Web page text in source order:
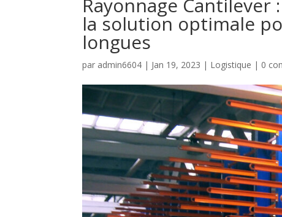
Rayonnage Cantilever :
la solution optimale
longues
par admin6604 | Jan 19, 2023 | Logistique | 0